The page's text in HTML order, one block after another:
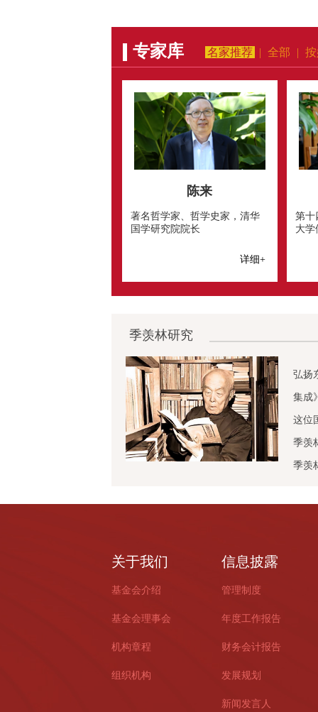
专家库 名家推荐 | 全部 |
陈来
著名哲学家、哲学史家，清华
国学研究院院长
详细+
第十
大学
季羡林研究
弘扬
集成
这位
季羡
季羡
关于我们
基金会介绍
基金会理事会
机构章程
组织机构
信息披露
管理制度
年度工作报告
财务会计报告
发展规划
新闻发言人